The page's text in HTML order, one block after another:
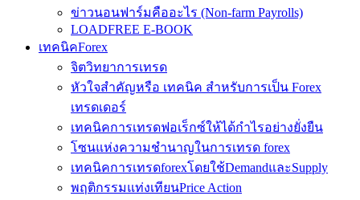
ข่าวนอนฟาร์มคืออะไร (Non-farm Payrolls)
LOADFREE E-BOOK
เทคนิคForex
จิตวิทยาการเทรด
หัวใจสำคัญหรือ เทคนิค สำหรับการเป็น Forex
เทรดเดอร์
เทคนิคการเทรดฟอเร็กซ์ให้ได้กำไรอย่างยั่งยืน
โซนแห่งความชำนาญในการเทรด forex
เทคนิคการเทรดforexโดยใช้DemandและSupply
พฤติกรรมแท่งเทียนPrice Action